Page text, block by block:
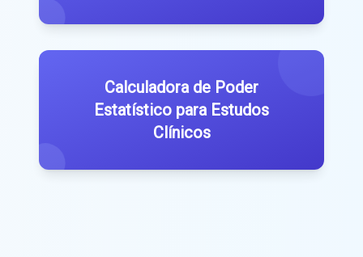
Calculadora de Poder
Estatístico para Estudos
Clínicos